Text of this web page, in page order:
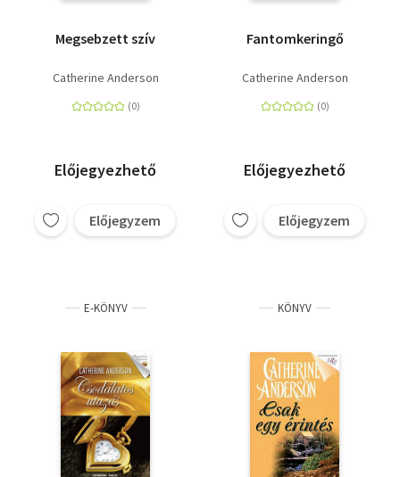
Megsebzett szív
Catherine Anderson
Előjegyezhető
Előjegyzem
Fantomkeringő
Catherine Anderson
Előjegyezhető
Előjegyzem
E-KÖNYV KÖNYV